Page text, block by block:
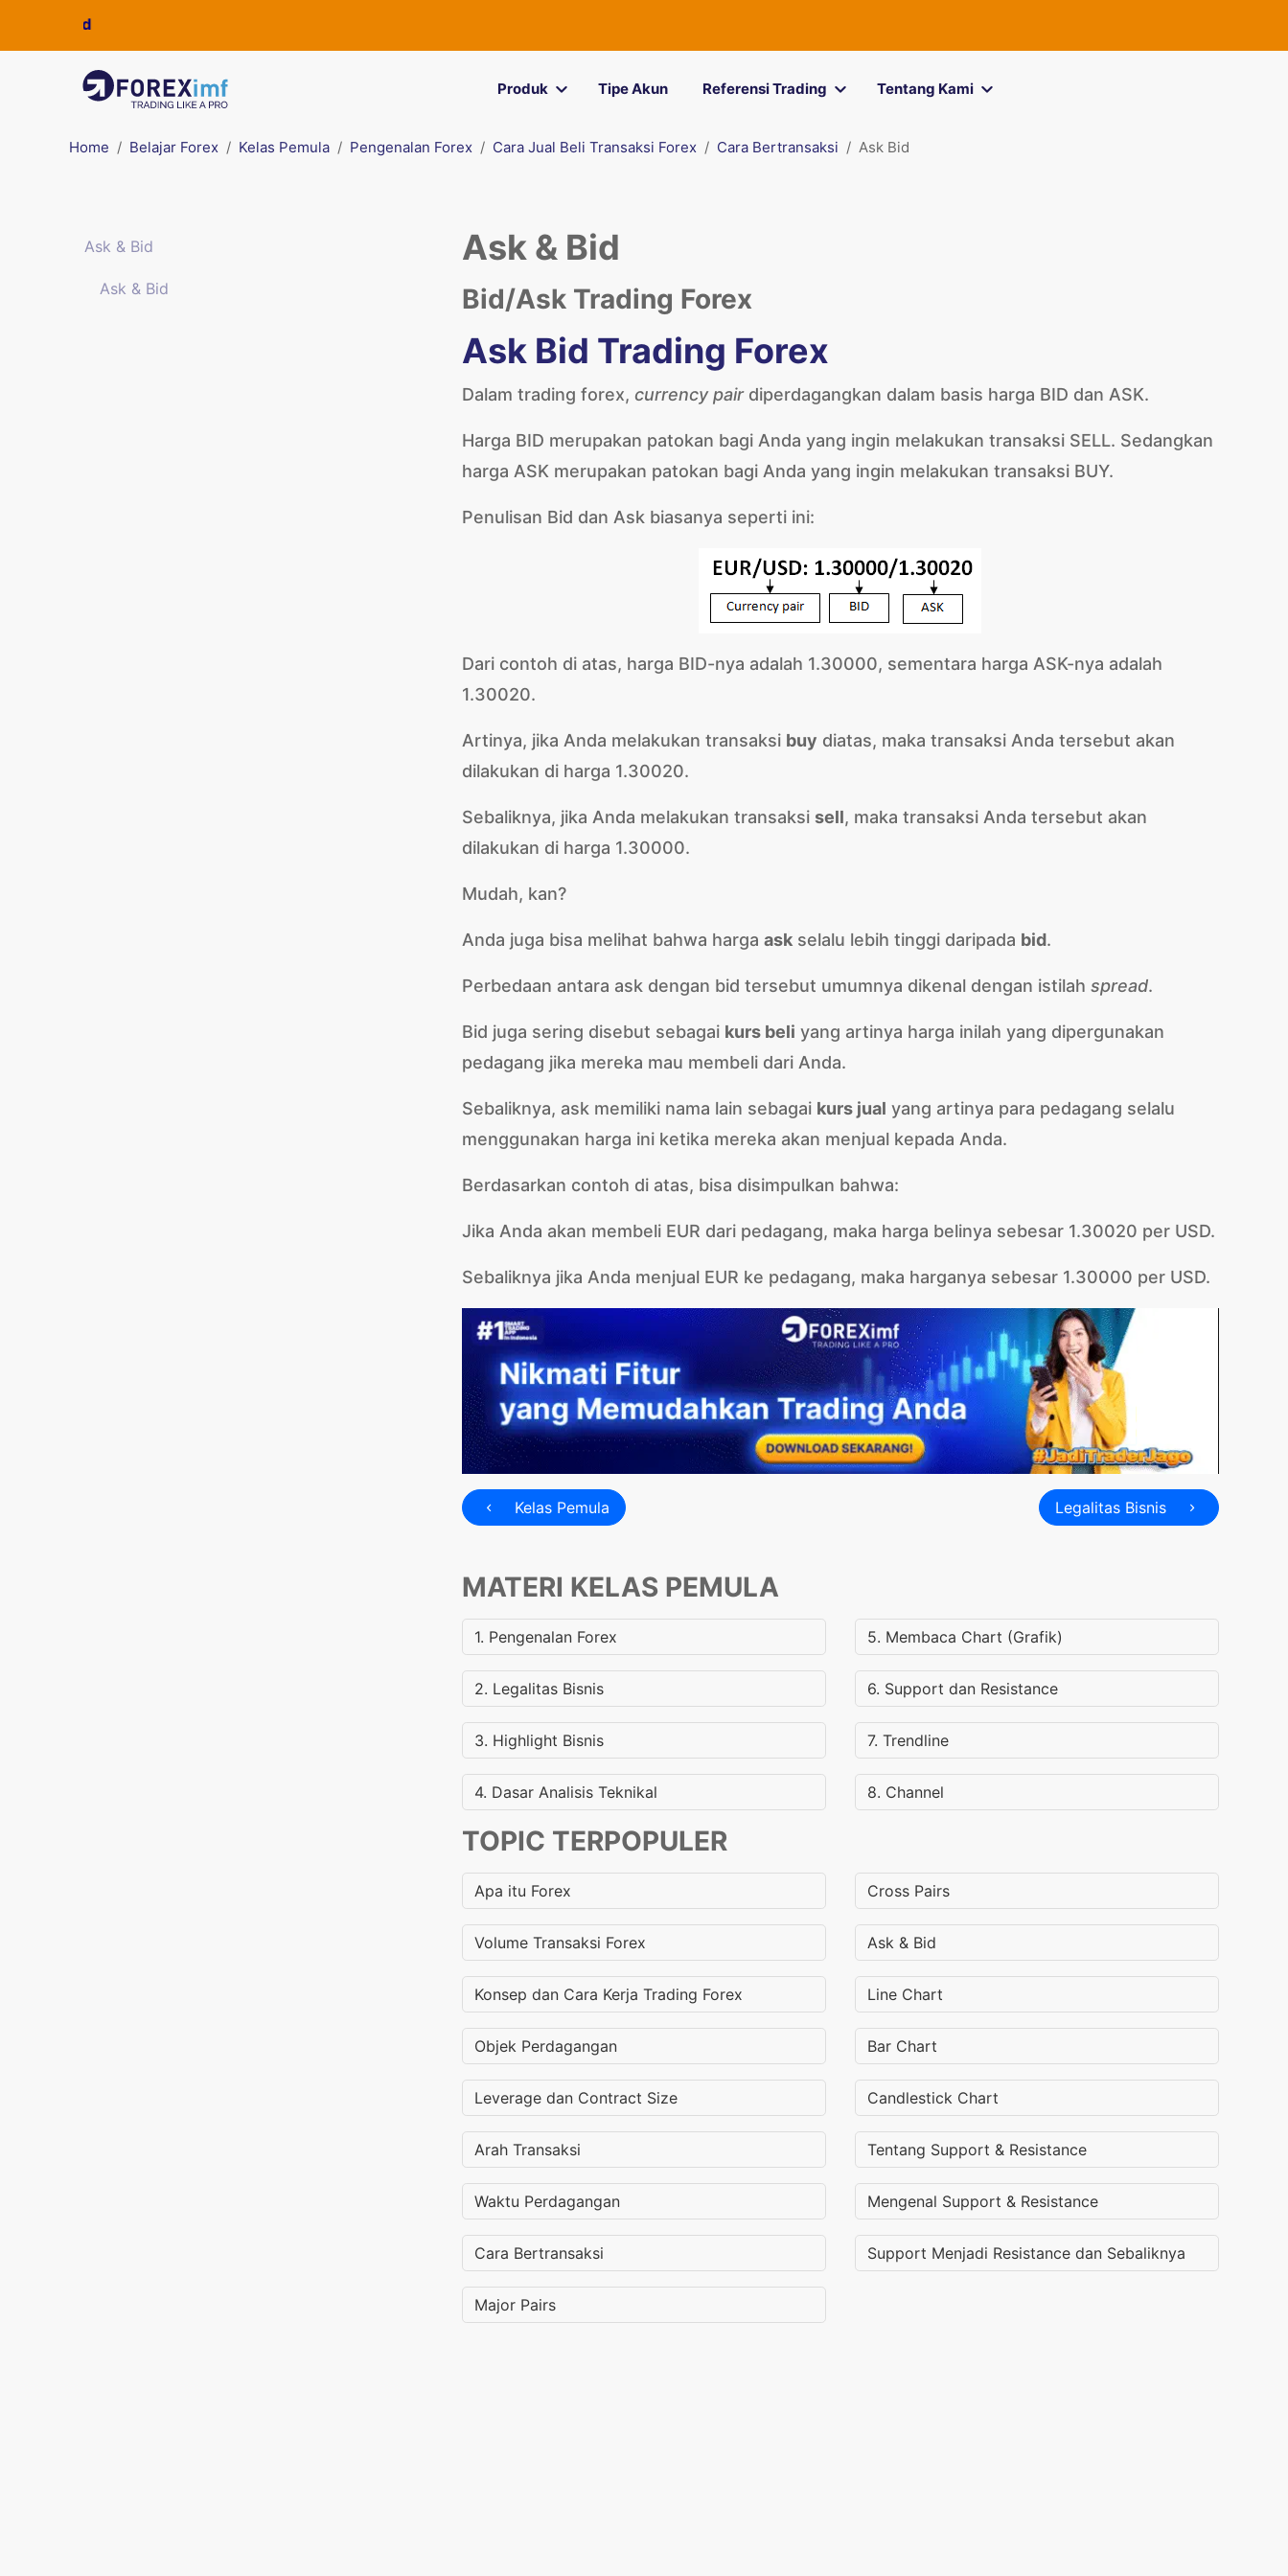
Produk Tipe Akun Referensi Trading Tentang Kami
Home Belajar Forex Kelas Pemula Pengenalan Forex Cara Jual Beli Transaksi Forex Cara Bertransaksi Ask Bid
Ask & Bid
Ask & Bid
Ask & Bid
Bid/Ask Trading Forex
Ask Bid Trading Forex
Dalam trading forex, currency pairdiperdagangkan dalam basis harga BID dan ASK.
Harga BID merupakan patokan bagi Anda yang ingin melakukan transaksi SELL. Sedangkan
harga ASK merupakan patokan bagi Anda yang ingin melakukan transaksi BUY.
Penulisan Bid dan Ask biasanya seperti ini:
Dari contoh di atas, harga BID-nya adalah 1.30000, sementara harga ASK-nya adalah
1.30020.
Artinya, jika Anda melakukan transaksi buy diatas, maka transaksi Anda tersebut akan
dilakukan di harga 1.30020.
Sebaliknya, jika Anda melakukan transaksi sell, maka transaksi Anda tersebut akan
dilakukan di harga 1.30000.
Mudah, kan?
Anda juga bisa melihat bahwa harga askselalu lebih tinggi daripada bid.
Perbedaan antara ask dengan bid tersebut umumnya dikenal dengan istilah spread.
Bid juga sering disebut sebagai kurs beli yang artinya harga inilah yang dipergunakan
pedagang jika mereka mau membeli dari Anda.
Sebaliknya, ask memiliki nama lain sebagai kurs jual yang artinya para pedagang selalu
menggunakan harga ini ketika mereka akan menjual kepada Anda.
Berdasarkan contoh di atas, bisa disimpulkan bahwa:
Jika Anda akan membeli EUR dari pedagang, maka harga belinya sebesar 1.30020 per USD.
Sebaliknya jika Anda menjual EUR ke pedagang, maka harganya sebesar 1.30000 per USD.
Kelas Pemula Legalitas Bisnis
MATERI KELAS PEMULA
1. Pengenalan Forex
2. Legalitas Bisnis
3. Highlight Bisnis
4. Dasar Analisis Teknikal
5. Membaca Chart (Grafik)
6. Support dan Resistance
7. Trendline
8. Channel
TOPIC TERPOPULER
Apa itu Forex
Volume Transaksi Forex
Konsep dan Cara Kerja Trading Forex
Objek Perdagangan
Leverage dan Contract Size
Arah Transaksi
Waktu Perdagangan
Cara Bertransaksi
Major Pairs
Cross Pairs
Ask & Bid
Line Chart
Bar Chart
Candlestick Chart
Tentang Support & Resistance
Mengenal Support & Resistance
Support Menjadi Resistance dan Sebaliknya